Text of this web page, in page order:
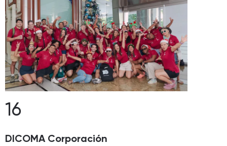
16
DICOMA Corporación